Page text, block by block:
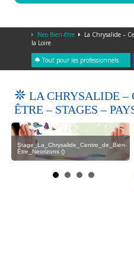
Neo Bien-être
La Chrysalide –
la Loire
Tout pour les professionnels
LA CHRYSALIDE –
ÊTRE – STAGES –
Stage_La_Chrysalide_Centre_de_Bien-
Être_Neorizons ()